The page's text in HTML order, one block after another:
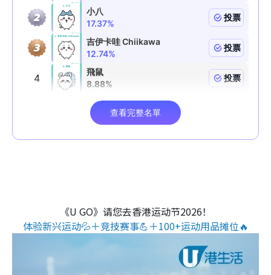
《U GO》请您去香港运动节2026！
体验新兴运动💦＋竞技赛事💪＋100+运动用品摊位🔥